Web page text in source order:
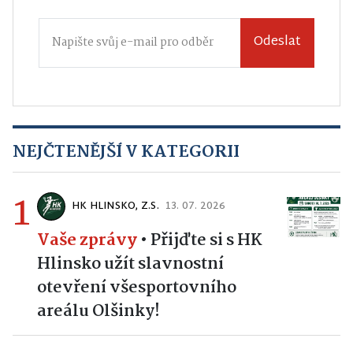
Odeslat
NEJČTENĚJŠÍ V KATEGORII
1 HK HLINSKO, Z.S. 13. 07. 2026
Vaše zprávy• Přijďte si s HK
Hlinsko užít slavnostní
otevření všesportovního
areálu Olšinky!